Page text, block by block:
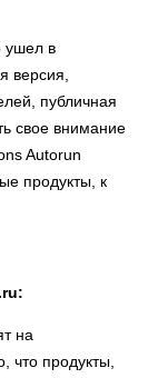
ушел в
версия,
публичная
свое внимание
Autorun
продукты, к
на
что продукты,